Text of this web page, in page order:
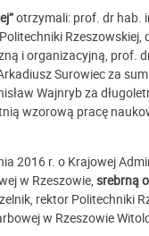
otrzymali: prof. dr hab.
Rzeszowskiej,
i organizacyjną, prof.
Surowiec za
Wajnryb za
wzorową pracę
2016 r. o Krajowej
w Rzeszowie, srebrną
rektor Politechniki
w Rzeszowie